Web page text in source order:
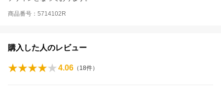
商品番号：5714102R
購入した人のレビュー
4.06 （ 18件）